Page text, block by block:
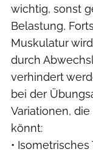
wichtig, sonst
Belastung,
Muskulatur
durch
verhindert
bei der
Variationen,
könnt:
•